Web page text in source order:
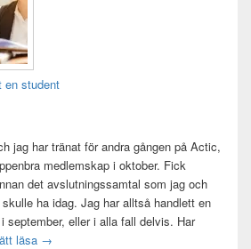
en student
jag har tränat för andra gången på Actic,
medlemskap i oktober. Fick
det avslutningssamtal som jag och
ha idag. Jag har alltså handlett en
september, eller i alla fall delvis. Har
läsa Att vara handledare åt en student
→